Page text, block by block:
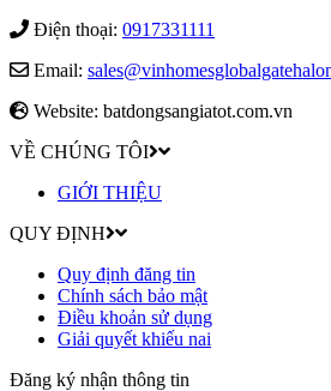
Điện thoại: 0917331111
Email:
Website: batdongsangiatot.com.vn
VỀ CHÚNG TÔI
GIỚI THIỆU
QUY ĐỊNH
Quy định đăng tin
Chính sách bảo mật
Điều khoản sử dụng
Giải quyết khiếu nai
Đăng ký nhận thông tin